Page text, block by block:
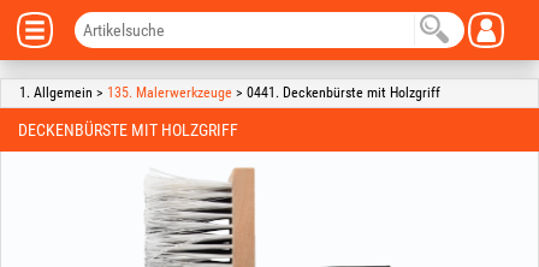
1. Allgemein > 135. Malerwerkzeuge > 0441. Deckenbürste mit Holzgriff
DECKENBÜRSTE MIT HOLZGRIFF